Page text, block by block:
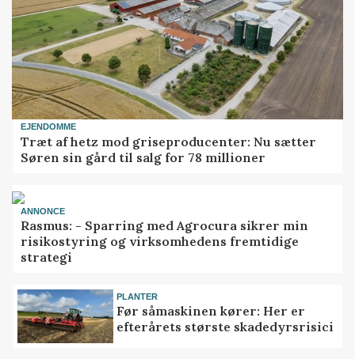
EJENDOMME
Træt af hetz mod griseproducenter: Nu sætter
Søren sin gård til salg for 78 millioner
ANNONCE
Rasmus: - Sparring med Agrocura sikrer min
risikostyring og virksomhedens fremtidige
strategi
PLANTER
Før såmaskinen kører: Her er
efterårets største skadedyrsrisici